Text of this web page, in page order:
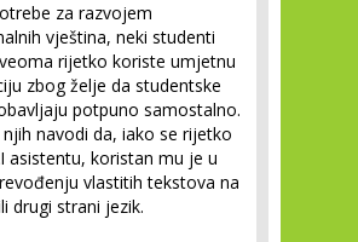
za razvojem
vještina, neki studenti
rijetko koriste umjetnu
zbog želje da studentske
potpuno samostalno.
njih navodi da, iako se rijetko
asistentu, koristan mu je u
vlastitih tekstova na
drugi strani jezik.